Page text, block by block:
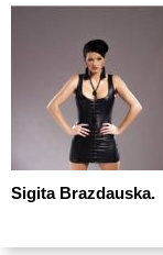
Sigita Brazdauska.